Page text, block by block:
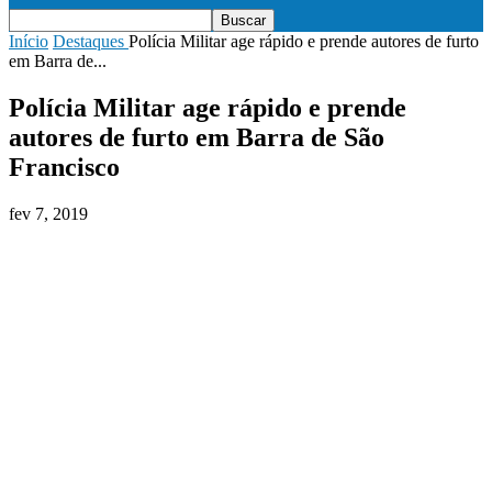
Início Destaques Polícia Militar age rápido e prende autores de furto
em Barra de...
Polícia Militar age rápido e prende
autores de furto em Barra de São
Francisco
fev 7, 2019